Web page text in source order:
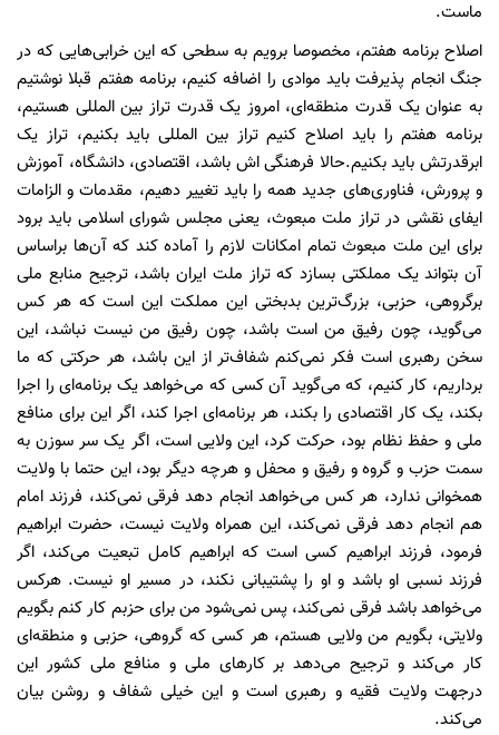
ماست.
اصلاح برنامه هفتم، مخصوصا برویم به سطحی که این خرابی‌هایی که در
جنگ انجام پذیرفت باید موادی را اضافه کنیم، برنامه هفتم قبلا نوشتیم
به عنوان یک قدرت منطقه‌ای، امروز یک قدرت تراز بین المللی هستیم،
برنامه هفتم را باید اصلاح کنیم تراز بین المللی باید بکنیم، تراز یک
ابرقدرتش باید بکنیم.حالا فرهنگی اش باشد، اقتصادی، دانشگاه، آموزش
و پرورش، فناوری‌های جدید همه را باید تغییر دهیم، مقدمات و الزامات
ایفای نقشی در تراز ملت مبعوث، یعنی مجلس شورای اسلامی باید برود
برای این ملت مبعوث تمام امکانات لازم را آماده کند که آن‌ها براساس
آن بتواند یک مملکتی بسازد که تراز ملت ایران باشد، ترجیح منابع ملی
برگروهی، حزبی، بزرگ‌ترین بدبختی این مملکت این است که هر کس
می‌گوید، چون رفیق من است باشد، چون رفیق من نیست نباشد، این
سخن رهبری است فکر نمی‌کنم شفاف‌تر از این باشد، هر حرکتی که ما
برداریم، کار کنیم، که می‌گوید آن کسی که می‌خواهد یک برنامه‌ای را اجرا
بکند، یک کار اقتصادی را بکند، هر برنامه‌ای اجرا کند، اگر این برای منافع
ملی و حفظ نظام بود، حرکت کرد، این ولایی است، اگر یک سر سوزن به
سمت حزب و گروه و رفیق و محفل و هرچه دیگر بود، این حتما با ولایت
همخوانی ندارد، هر کس می‌خواهد انجام دهد فرقی نمی‌کند، فرزند امام
هم انجام دهد فرقی نمی‌کند، این همراه ولایت نیست، حضرت ابراهیم
فرمود، فرزند ابراهیم کسی است که ابراهیم کامل تبعیت می‌کند، اگر
فرزند نسبی او باشد و او را پشتیبانی نکند، در مسیر او نیست. هرکس
می‌خواهد باشد فرقی نمی‌کند، پس نمی‌شود من برای حزبم کار کنم بگویم
ولایتی، بگویم من ولایی هستم، هر کسی که گروهی، حزبی و منطقه‌ای
کار می‌کند و ترجیح می‌دهد بر کار‌های ملی و منافع ملی کشور این
درجهت ولایت فقیه و رهبری است و این خیلی شفاف و روشن بیان
می‌کند.